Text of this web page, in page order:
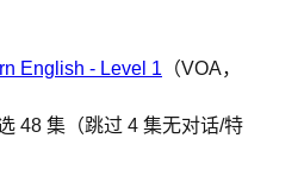
English - Level 1 （VOA，
48 集（跳过 4 集无对话/特